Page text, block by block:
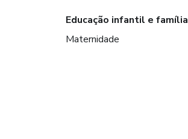
Educação infantil e família
Maternidade